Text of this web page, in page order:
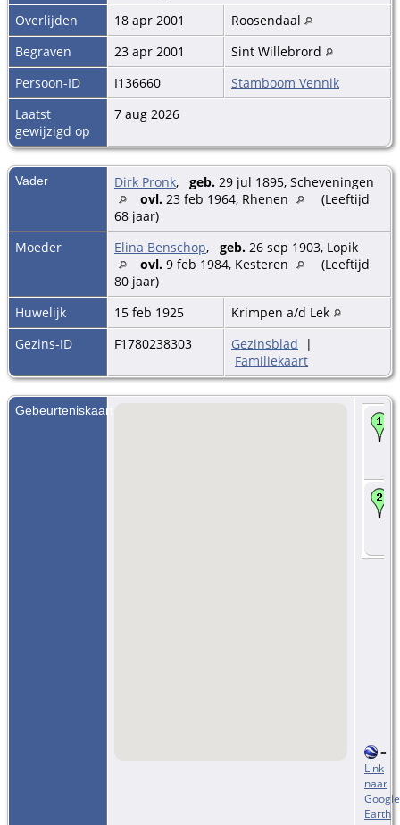
Overlijden
18 apr 2001
Roosendaal
Begraven
23 apr 2001
Sint Willebrord
Persoon-ID
I136660
Stamboom Vennik
Laatst
gewijzigd op
7 aug 2026
Vader Dirk Pronk, geb. 29 jul 1895, Scheveningen
ovl. 23 feb 1964, Rhenen
(Leeftijd
68 jaar)
Moeder
Elina Benschop, geb. 26 sep 1903, Lopik
ovl. 9 feb 1984, Kesteren
(Leeftijd
80 jaar)
Huwelijk
15 feb 1925
Krimpen a/d Lek
Gezins-ID
F1780238303 Gezinsblad |
Familiekaart
Gebeurteniskaart
=
Link
naar
Google
Earth